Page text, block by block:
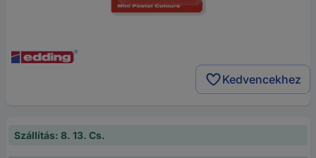
Kedvencekhez
Szállítás: 8. 13. Cs.